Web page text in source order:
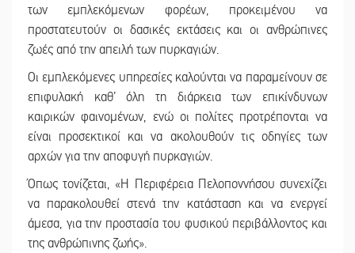
των εμπλεκόμενων φορέων, προκειμένου να
προστατευτούν οι δασικές εκτάσεις και οι ανθρώπινες
ζωές από την απειλή των πυρκαγιών.
Οι εμπλεκόμενες υπηρεσίες καλούνται να παραμείνουν σε
επιφυλακή καθ’ όλη τη διάρκεια των επικίνδυνων
καιρικών φαινομένων, ενώ οι πολίτες προτρέπονται να
είναι προσεκτικοί και να ακολουθούν τις οδηγίες των
αρχών για την αποφυγή πυρκαγιών.
Όπως τονίζεται, «Η Περιφέρεια Πελοποννήσου συνεχίζει
να παρακολουθεί στενά την κατάσταση και να ενεργεί
άμεσα, για την προστασία του φυσικού περιβάλλοντος και
της ανθρώπινης ζωής».